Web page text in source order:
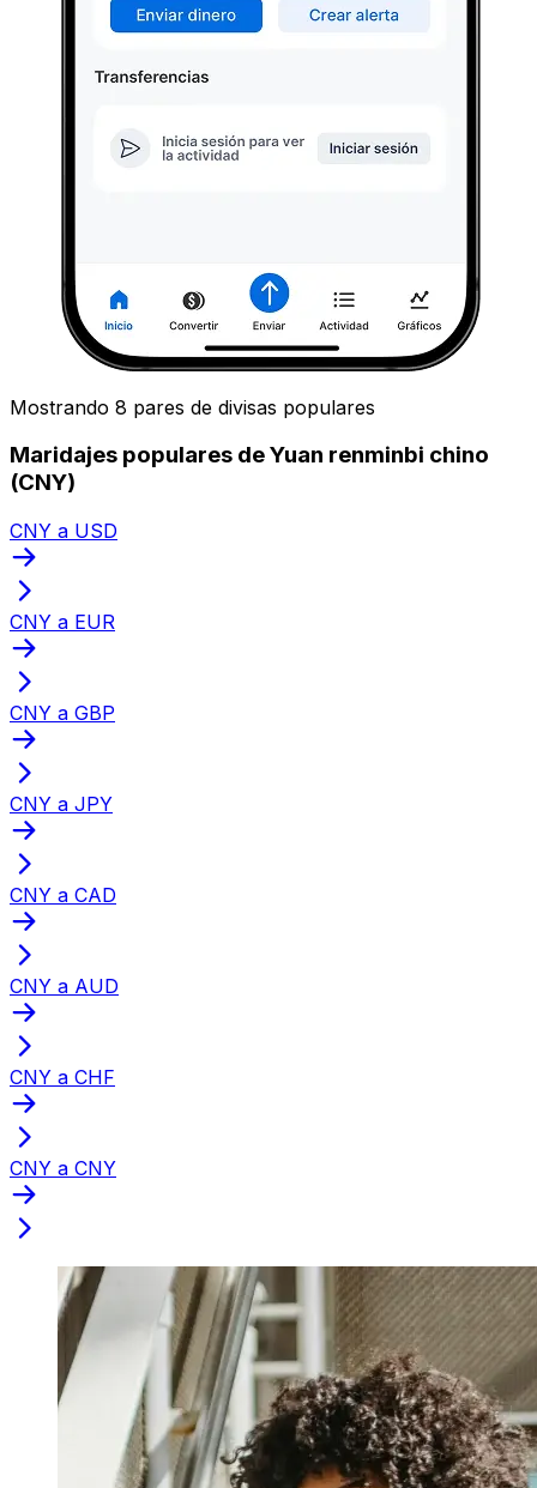
Mostrando 8 pares de divisas populares
Maridajes populares de Yuan renminbi chino
(CNY)
CNY a USD
CNY a EUR
CNY a GBP
CNY a JPY
CNY a CAD
CNY a AUD
CNY a CHF
CNY a CNY